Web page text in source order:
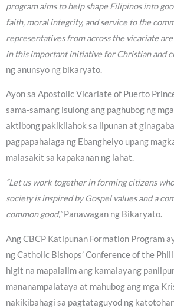
program aims to help shape Filipinos into
faith, moral integrity, and service to the
representatives from across the vicariate
in this important initiative for Christian and
ng anunsyo ng bikaryato.
Ayon sa Apostolic Vicariate of Puerto
sama-samang isulong ang paghubog ng
aktibong pakikilahok sa lipunan at
pagpapahalaga ng Ebanghelyo upang
malasakit sa kapakanan ng lahat.
“Let us work together in forming citizens
society is inspired by Gospel values and a
common good,”Panawagan ng Bikaryato.
Ang CBCP Katipunan Formation Program
ng Catholic Bishops’ Conference of the
higit na mapalalim ang kamalayang
mananampalataya at mahubog ang mga
nakikibahagi sa pagtataguyod ng